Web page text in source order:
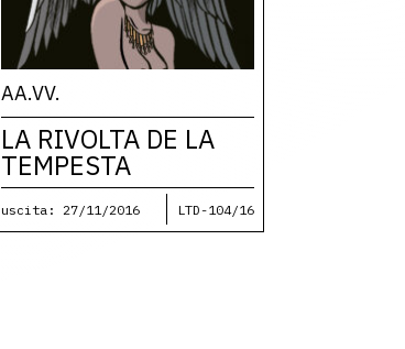
AA.VV.
LA RIVOLTA DE LA
TEMPESTA
uscita: 27/11/2016 LTD-104/16